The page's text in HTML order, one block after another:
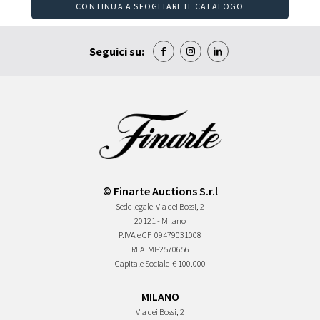
CONTINUA A SFOGLIARE IL CATALOGO
Seguici su:
© Finarte Auctions S.r.l
Sede legale Via dei Bossi, 2
20121 - Milano
P.IVA e CF 09479031008
REA MI-2570656
Capitale Sociale € 100.000
MILANO
Via dei Bossi, 2